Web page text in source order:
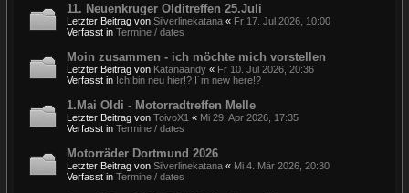
11. Neuenkruger Olditreffen 25.Juli
Letzter Beitrag von Silverlinekatana « Fr 17. Jul 2026, 10:00
Verfasst in Termine / dates
Moin zusammen - ich möchte mich vorstellen
Letzter Beitrag von Katanaandy « Fr 10. Jul 2026, 20:36
Verfasst in Ich bin neu hier!? I´m new here!?
1.Mai Oldi - Motorradtreffen Melle
Letzter Beitrag von ToivoX1 « Mi 29. Apr 2026, 17:35
Verfasst in Termine / dates
Motorräder Dortmund 2026
Letzter Beitrag von Silverlinekatana « Mi 4. Mär 2026, 20:30
Verfasst in Termine / dates